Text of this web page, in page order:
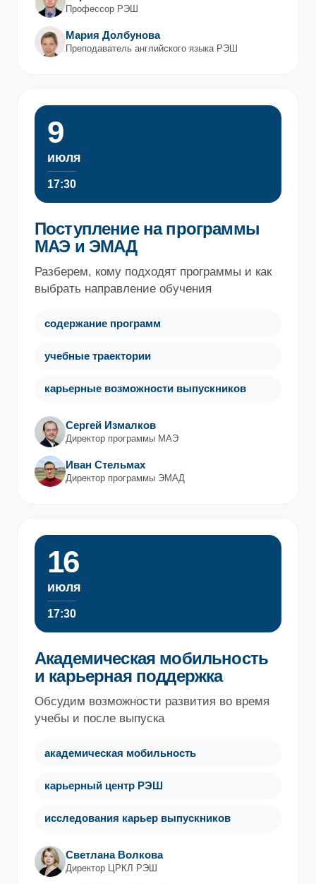
Профессор РЭШ
Мария Долбунова
Преподаватель английского языка РЭШ
9
июля
17:30
Поступление на программы
МАЭ и ЭМАД
Разберем, кому подходят программы и как
выбрать направление обучения
содержание программ
учебные траектории
карьерные возможности выпускников
Сергей Измалков
Директор программы МАЭ
Иван Стельмах
Директор программы ЭМАД
16
июля
17:30
Академическая мобильность
и карьерная поддержка
Обсудим возможности развития во время
учебы и после выпуска
академическая мобильность
карьерный центр РЭШ
исследования карьер выпускников
Светлана Волкова
Директор ЦРКЛ РЭШ